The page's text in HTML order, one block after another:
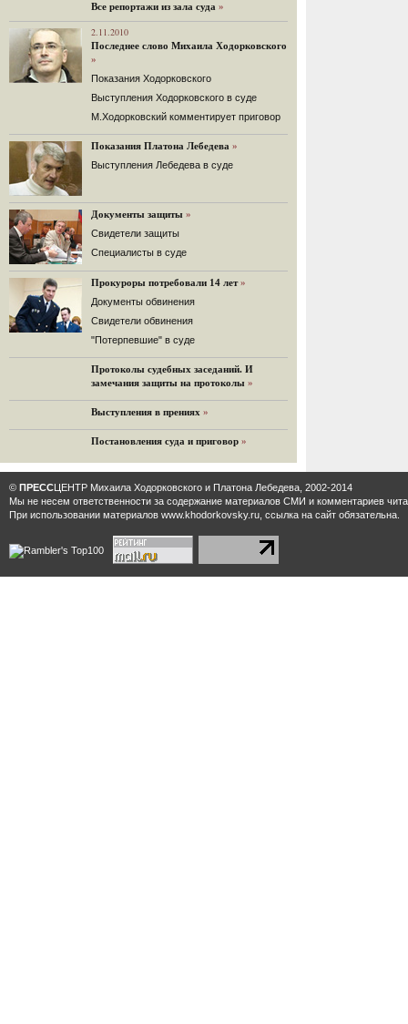
Не исключил
Владимир Путин допускает, что Россия может выйти из-
под юрисдикции ЕСПЧ.
88 комментариев
14.08.2014
Нарулил
Игорь Сечин просит о помощи.
Ссылаясь на санкции, глава
«Роснефти» хочет выбить из фонда
12.08.2014
Граждане не хотят платить по счетам ЮКОСа
Решение Гаагского суда о компенсации $50 млрд
поддержали 12%.
129 комментариев
Вечер у Ходорковских. Вспоминает Иван Стариков.
11.08.2014
«Удивительно сильная, мощная и
достойная только преклонения
Гости и ведущие «Эха Москвы» чтут
память Марины Филипповны.
10 комментариев
Марина Филипповна Ходорковская:
«Я долго была молодой!»
"Новая" рассказывает о судьбе
Все репортажи из зала суда »
2.11.2010
Последнее слово Михаила Ходорковского
»
Показания Ходорковского
Выступления Ходорковского в суде
М.Ходорковский комментирует приговор
Показания Платона Лебедева »
Выступления Лебедева в суде
Документы защиты »
Cвидетели защиты
Cпециалисты в суде
Прокуроры потребовали 14 лет »
Документы обвинения
Свидетели обвинения
"Потерпевшие" в суде
Протоколы судебных заседаний. И
замечания защиты на протоколы »
Выступления в прениях »
Постановления суда и приговор »
© ПРЕССЦЕНТР Михаила Ходорковского и Платона Лебедева, 2002-2014
Мы не несем ответственности за содержание материалов CМИ и комментариев
При использовании материалов www.khodorkovsky.ru, ссылка на сайт обязательна.